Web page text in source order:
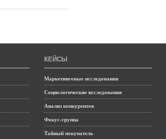
КЕЙСЫ
Маркетинговые исследования
Социологические исследования
Анализ конкурентов
Фокус-группа
Тайный покупатель